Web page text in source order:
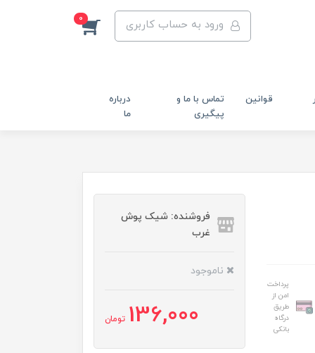
ورود به حساب کاربری 0
قوانین
تماس با ما و
پیگیری
درباره
ما
پرداخت
امن از
طریق
درگاه
بانکی
فروشنده: شیک پوش
غرب
ناموجود
136,000 تومان